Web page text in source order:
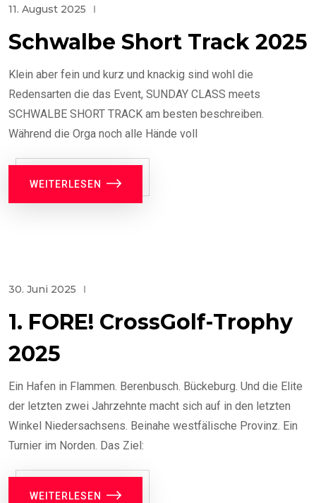
11. August 2025
Schwalbe Short Track 2025
Klein aber fein und kurz und knackig sind wohl die
Redensarten die das Event, SUNDAY CLASS meets
SCHWALBE SHORT TRACK am besten beschreiben.
Während die Orga noch alle Hände voll
WEITERLESEN
30. Juni 2025
1. FORE! CrossGolf-Trophy
2025
Ein Hafen in Flammen. Berenbusch. Bückeburg. Und die Elite
der letzten zwei Jahrzehnte macht sich auf in den letzten
Winkel Niedersachsens. Beinahe westfälische Provinz. Ein
Turnier im Norden. Das Ziel:
WEITERLESEN